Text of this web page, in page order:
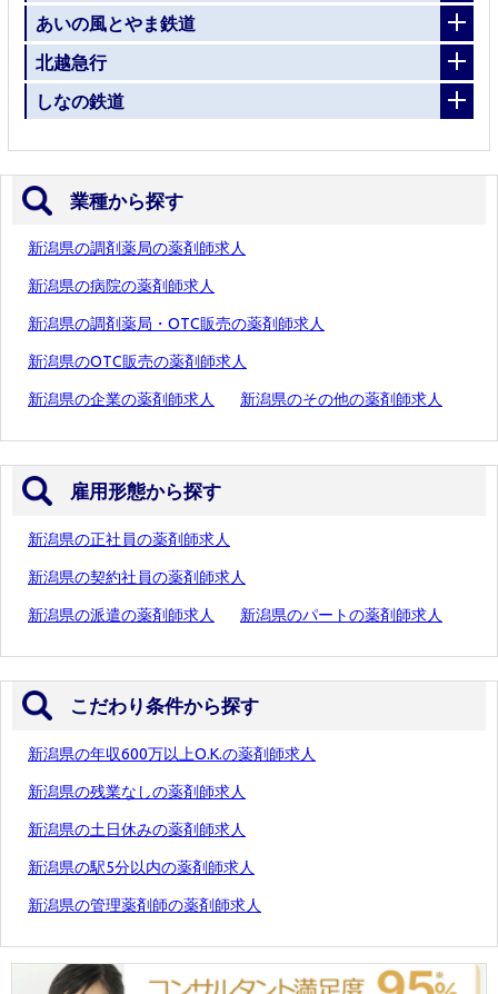
あいの風とやま鉄道
北越急行
しなの鉄道
業種から探す
新潟県の調剤薬局の薬剤師求人
新潟県の病院の薬剤師求人
新潟県の調剤薬局・OTC販売の薬剤師求人
新潟県のOTC販売の薬剤師求人
新潟県の企業の薬剤師求人 新潟県のその他の薬剤師求人
雇用形態から探す
新潟県の正社員の薬剤師求人
新潟県の契約社員の薬剤師求人
新潟県の派遣の薬剤師求人 新潟県のパートの薬剤師求人
こだわり条件から探す
新潟県の年収600万以上O.K.の薬剤師求人
新潟県の残業なしの薬剤師求人
新潟県の土日休みの薬剤師求人
新潟県の駅5分以内の薬剤師求人
新潟県の管理薬剤師の薬剤師求人